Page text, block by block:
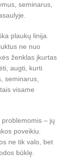
seminarus,
plaukų linija.
ne nuo
ženklas įkurtas
augti, kurti
seminarus,
visame
– jų
poveikiu.
ne tik valo, bet
būklę.